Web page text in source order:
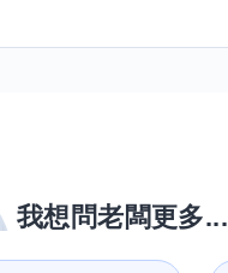
我想問老闆更多...